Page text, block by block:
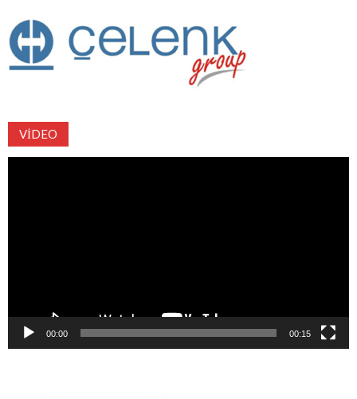
VIDEO
00:00 00:15